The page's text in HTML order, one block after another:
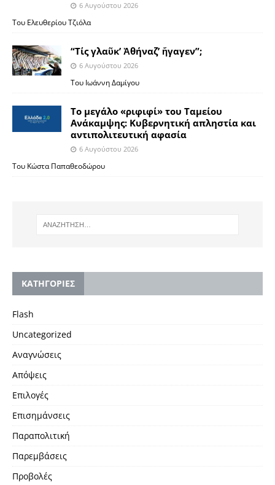
6 Αυγούστου 2026
Του Ελευθερίου Τζιόλα
“Τίς γλαῦκ’ Ἀθήναζ’ ἤγαγεν”;
6 Αυγούστου 2026
Του Ιωάννη Δαμίγου
Το μεγάλο «ριφιφί» του Ταμείου
Ανάκαμψης: Κυβερνητική απληστία και
αντιπολιτευτική αφασία
6 Αυγούστου 2026
Του Κώστα Παπαθεοδώρου
KΑΤΗΓΟΡΙΕΣ
Flash
Uncategorized
Αναγνώσεις
Απόψεις
Επιλογές
Επισημάνσεις
Παραπολιτική
Παρεμβάσεις
Προβολές